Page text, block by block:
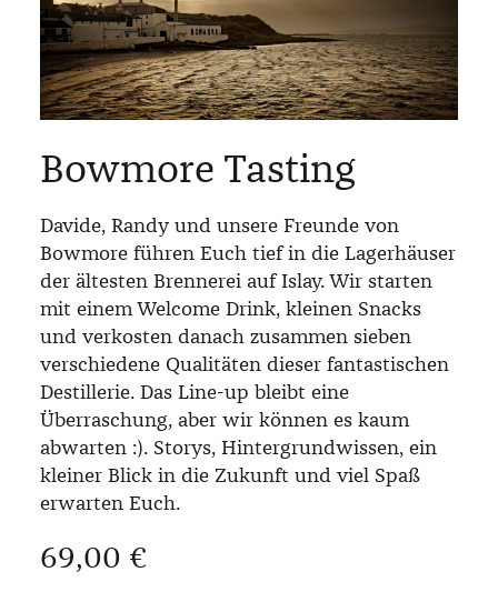
Bowmore Tasting
Davide, Randy und unsere Freunde von
Bowmore führen Euch tief in die Lagerhäuser
der ältesten Brennerei auf Islay. Wir starten
mit einem Welcome Drink, kleinen Snacks
und verkosten danach zusammen sieben
verschiedene Qualitäten dieser fantastischen
Destillerie. Das Line-up bleibt eine
Überraschung, aber wir können es kaum
abwarten :). Storys, Hintergrundwissen, ein
kleiner Blick in die Zukunft und viel Spaß
erwarten Euch.
Regulärer Preis:
69,00 €